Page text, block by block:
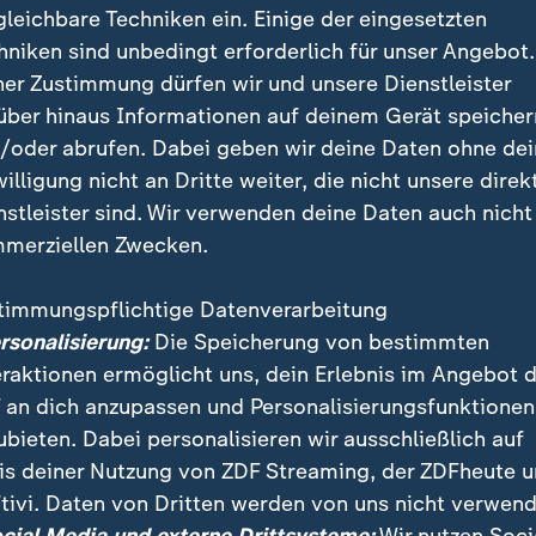
die letzte Hamas-Geisel geborgen. Die
sei identifiziert und nach Israel gebracht
Techniken ein. Einige der eingesetzten
sind unbedingt erforderlich für unser
Zustimmung dürfen wir und unsere Dienstleister
hinaus Informationen auf deinem Gerät
oder abrufen. Dabei geben wir deine Daten ohne
nicht an Dritte weiter, die nicht unsere
sind. Wir verwenden deine Daten auch nicht
Zwecken.
Datenverarbeitung
Die Speicherung von bestimmten
ermöglicht uns, dein Erlebnis im Angebot
an dich anzupassen und Personalisierungsfunktionen
Dabei personalisieren wir ausschließlich auf
deiner Nutzung von ZDF Streaming, der ZDFheute
Daten von Dritten werden von uns nicht